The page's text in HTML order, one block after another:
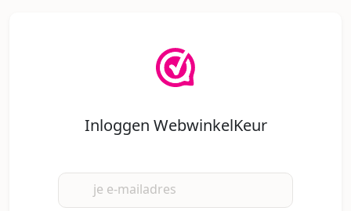
Inloggen WebwinkelKeur
je e-mailadres